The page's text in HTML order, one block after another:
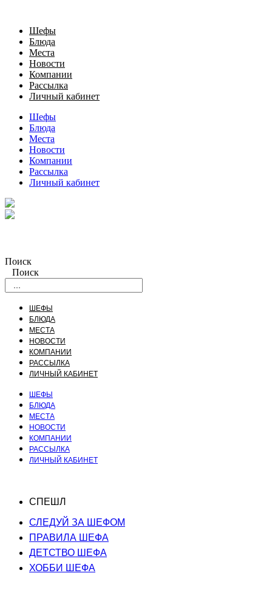
Шефы
Блюда
Места
Новости
Компании
Рассылка
Личный кабинет
Шефы
Блюда
Места
Новости
Компании
Рассылка
Личный кабинет
Поиск
Поиск
ШЕФЫ
БЛЮДА
МЕСТА
НОВОСТИ
КОМПАНИИ
РАССЫЛКА
ЛИЧНЫЙ КАБИНЕТ
ШЕФЫ
БЛЮДА
МЕСТА
НОВОСТИ
КОМПАНИИ
РАССЫЛКА
ЛИЧНЫЙ КАБИНЕТ
СПЕШЛ
СЛЕДУЙ ЗА ШЕФОМ
ПРАВИЛА ШЕФА
ДЕТСТВО ШЕФА
ХОББИ ШЕФА